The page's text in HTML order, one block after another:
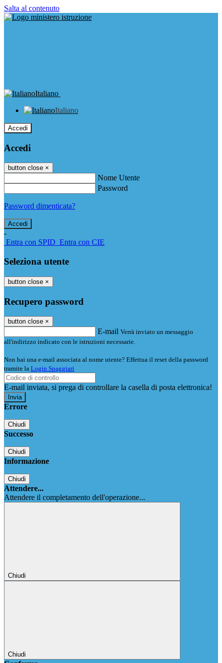
Salta al contenuto
Italiano
Italiano
Accedi
Accedi
button close ×
Nome Utente
Password
Password dimenticata?
-
Entra con SPID Entra con CIE
Seleziona utente
button close ×
Recupero password
button close ×
E-mail Verrà inviato un messaggio
all'indirizzo indicato con le istruzioni necessarie.
Non hai una e-mail associata al nome utente? Effettua il reset della password
tramite la Login Spaggiari
E-mail inviata, si prega di controllare la casella di posta elettronica!
Errore
Chiudi
Successo
Chiudi
Informazione
Chiudi
Attendere...
Attendere il completamento dell'operazione...
Chiudi
Chiudi